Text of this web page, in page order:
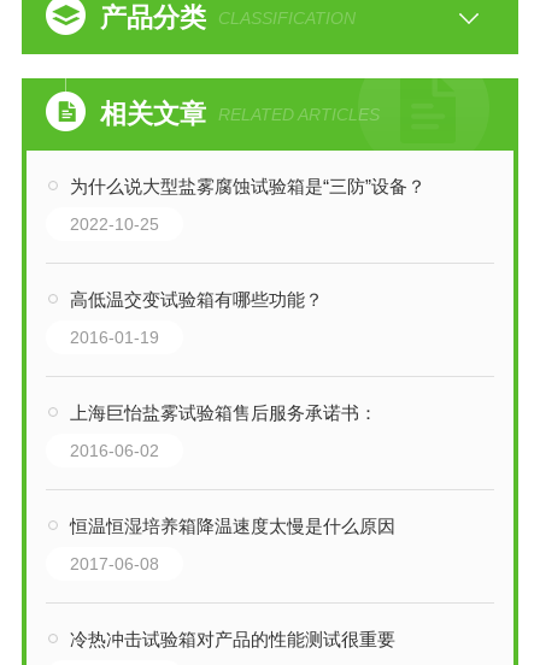
产品分类 CLASSIFICATION
相关文章 RELATED ARTICLES
为什么说大型盐雾腐蚀试验箱是“三防”设备？
2022-10-25
高低温交变试验箱有哪些功能？
2016-01-19
上海巨怡盐雾试验箱售后服务承诺书：
2016-06-02
恒温恒湿培养箱降温速度太慢是什么原因
2017-06-08
冷热冲击试验箱对产品的性能测试很重要